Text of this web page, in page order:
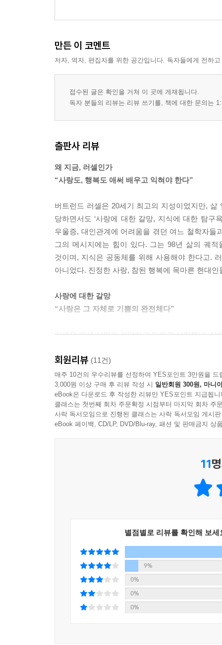
만든 이 코멘트
저자, 역자, 편집자를 위한 공간입니다. 독자들에게 전하
접수된 글은 확인을 거쳐 이 곳에 게재됩니다.
독자 분들의 리뷰는 리뷰 쓰기를, 책에 대한 문의는
출판사 리뷰
왜 지금, 러셀인가
“사랑도, 행복도 애써 배우고 익혀야 한다”
버트런드 러셀은 20세기 최고의 지성이었지만,
당하면서도 ‘사랑에 대한 갈망, 지식에 대한 탐구
우울증, 대인관계에 어려움을 겪던 여느 철학자
그의 메시지에는 힘이 있다. 그는 98년 삶의 궤
것이며, 지식은 공동체를 위해 사용해야 한다고.
아니었다. 진정한 사랑, 참된 행복에 목마른 현대
사랑에 대한 갈망
“사랑은 그 자체로 기쁨의 완전체다”
러셀은 평생 사랑을 갈망하고 마음껏 사랑했다.
사랑의 이유, 최고의 사랑, 행복한 결혼, 성 윤리 등
함께 맛볼 수 있는 희열’이었다. 그리고 자녀의
아니라 배우고 익혀야 하는 것이라는 러셀의 메시
지식에 대한 탐구욕
“지식이 없는 사랑은 무력하고, 사랑이 없는 지식
여성학 등 다양한 분야에서 열정을 가지고 수많
사고를 해방하고, 삶의 지혜와 마음의 평화를 가
“러셀에게 진정한 행복은 세상과 인류에 대한 연
러셀은 세상과 인류에 대한 관심과 연민이야말
모든 불행의 원인은 자기 자신에게 지나치게 몰
이어졌고, 삶의 시선을 외부로 돌리고 과일처럼
회원리뷰 (11건)
매주 10건의 우수리뷰를 선정하여 YES포인트 3만원을 드
3,000원 이상 구매 후 리뷰 작성 시 일반회원 300원, 마니
eBook은 다운로드 후 작성한 리뷰만 YES포인트 지급됩니
클래스는 첫번째 회차 주문확정 시점부터 마지막 회차 주
사락 독서모임으로 진행된 클래스는 사락 독서모임 게시
eBook 페이백, CD/LP, DVD/Blu-ray, 패션 및 판매금지 상
11
별점별로 리뷰를 확인해 보세
9%
0%
0%
0%